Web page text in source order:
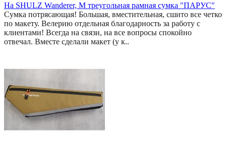
На SHULZ Wanderer, M треугольная рамная сумка "ПАРУС"
Сумка потрясающая! Большая, вместительная, сшито все четко
по макету. Велерию отдельная благодарность за работу с
клиентами! Всегда на связи, на все вопросы спокойно
отвечал. Вместе сделали макет (у к..